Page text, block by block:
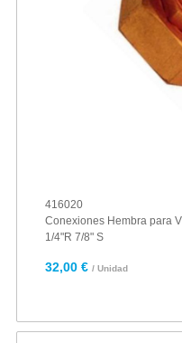
416020
Conexiones Hembra para
1/4"R 7/8" S
32,00 € / Unidad